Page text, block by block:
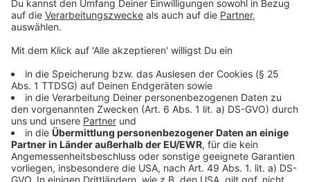
Jetzt, wo wir am Besten alle zu Hause bleiben, wenn
wir nicht gerade arbeiten müssen, fragen sich Viele:
habe ich genügend Vorräte? Soll ich auch hamstern
und tonnenweise Nudeln, Mehl und Toilettenpapier
kaufen? So machen es ja Einige. Das müsst Ihr aber
nicht!!! Denn dieSupermärkte, Discounter und
Wochenmärkte haben weiterhin auf, auch wenn
einige Fakenews uns da was Anderes weißmachen
wollen. Und auch unsereLandwirtesagen: